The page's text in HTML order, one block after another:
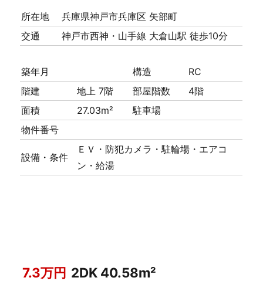
所在地
兵庫県神戸市兵庫区 矢部町
交通
神戸市西神・山手線 大倉山駅 徒歩10分
築年月 構造
RC
階建
地上 7階 部屋階数
4階
面積
27.03m²
駐車場
物件番号
設備・条件
ＥＶ・防犯カメラ・駐輪場・エアコ
ン・給湯
7.3万円 2DK 40.58m²